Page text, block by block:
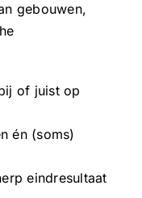
gebouwen,
of juist op
én (soms)
eindresultaat